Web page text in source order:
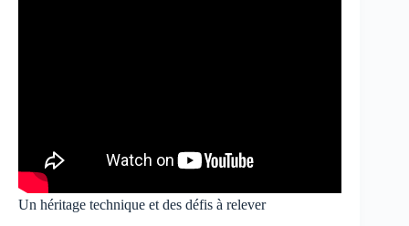
Un héritage technique et des défis à relever